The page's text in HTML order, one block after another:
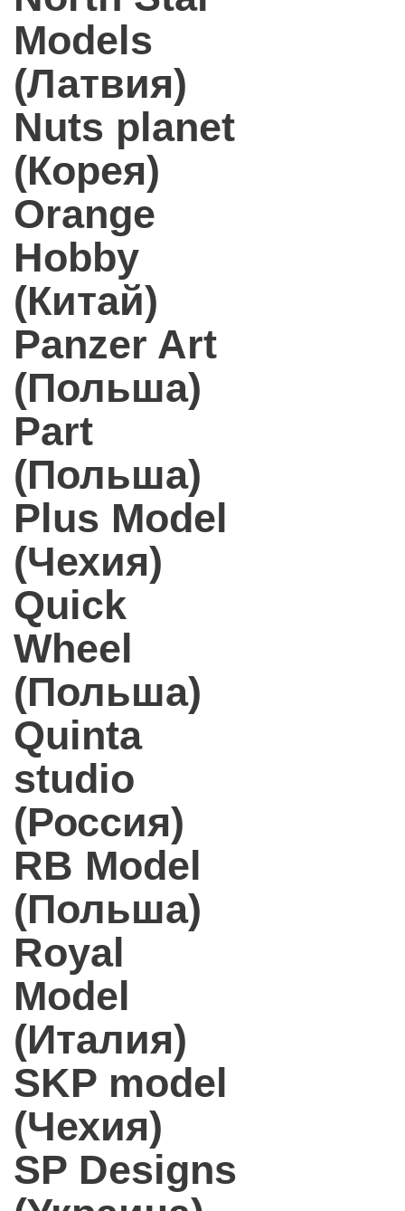
Models
(Латвия)
Nuts planet
(Корея)
Orange
Hobby
(Китай)
Panzer Art
(Польша)
Part
(Польша)
Plus Model
(Чехия)
Quick
Wheel
(Польша)
Quinta
studio
(Россия)
RB Model
(Польша)
Royal
Model
(Италия)
SKP model
(Чехия)
SP Designs